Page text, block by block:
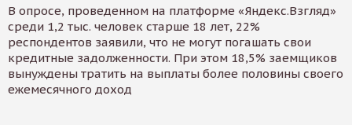
В опросе, проведенном на платформе «Яндекс.Взгляд»
среди 1,2 тыс. человек старше 18 лет, 22%
респондентов заявили, что не могут погашать свои
кредитные задолженности. При этом 18,5% заемщиков
вынуждены тратить на выплаты более половины своего
ежемесячного доход